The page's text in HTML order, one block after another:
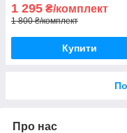
1 295 ₴/комплект
1 800 ₴/комплект
Купити
Про нас